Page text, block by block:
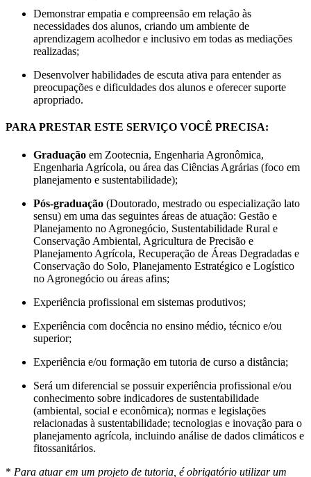
Demonstrar empatia e compreensão em relação às
necessidades dos alunos, criando um ambiente de
aprendizagem acolhedor e inclusivo em todas as mediações
realizadas;
Desenvolver habilidades de escuta ativa para entender as
preocupações e dificuldades dos alunos e oferecer suporte
apropriado.
PARA PRESTAR ESTE SERVIÇO VOCÊ PRECISA:
Graduação em Zootecnia, Engenharia Agronômica,
Engenharia Agrícola, ou área das Ciências Agrárias (foco em
planejamento e sustentabilidade);
Pós-graduação (Doutorado, mestrado ou especialização lato
sensu) em uma das seguintes áreas de atuação: Gestão e
Planejamento no Agronegócio, Sustentabilidade Rural e
Conservação Ambiental, Agricultura de Precisão e
Planejamento Agrícola, Recuperação de Áreas Degradadas e
Conservação do Solo, Planejamento Estratégico e Logístico
no Agronegócio ou áreas afins;
Experiência profissional em sistemas produtivos;
Experiência com docência no ensino médio, técnico e/ou
superior;
Experiência e/ou formação em tutoria de curso a distância;
Será um diferencial se possuir experiência profissional e/ou
conhecimento sobre indicadores de sustentabilidade
(ambiental, social e econômica); normas e legislações
relacionadas à sustentabilidade; tecnologias e inovação para o
planejamento agrícola, incluindo análise de dados climáticos e
fitossanitários.
* Para atuar em um projeto de tutoria, é obrigatório utilizar um